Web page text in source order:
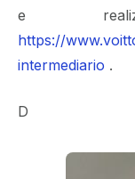
e
https://
intermediario .
D